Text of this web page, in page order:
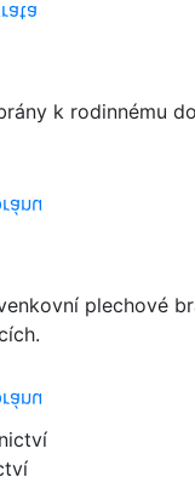
k rodinnému
plechové